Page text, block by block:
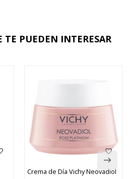
TE PUEDEN INTERESAR
Vichy Neovadiol
Vichy Neovadiol